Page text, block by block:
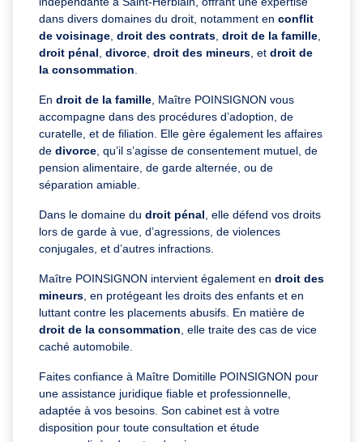
dans divers domaines du droit, notamment en conflit
de voisinage, droit des contrats, droit de la famille,
droit pénal, divorce, droit des mineurs, et droit de
la consommation.
En droit de la famille, Maître POINSIGNON vous
accompagne dans des procédures d’adoption, de
curatelle, et de filiation. Elle gère également les affaires
de divorce, qu’il s’agisse de consentement mutuel, de
pension alimentaire, de garde alternée, ou de
séparation amiable.
Dans le domaine du droit pénal, elle défend vos droits
lors de garde à vue, d’agressions, de violences
conjugales, et d’autres infractions.
Maître POINSIGNON intervient également en droit des
mineurs, en protégeant les droits des enfants et en
luttant contre les placements abusifs. En matière de
droit de la consommation, elle traite des cas de vice
caché automobile.
Faites confiance à Maître Domitille POINSIGNON pour
une assistance juridique fiable et professionnelle,
adaptée à vos besoins. Son cabinet est à votre
disposition pour toute consultation et étude